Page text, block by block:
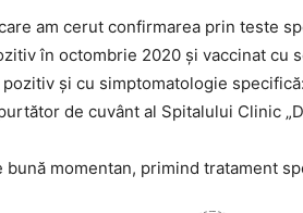
am cerut confirmarea prin teste
în octombrie 2020 și vaccinat cu
și cu simptomatologie
de cuvânt al Spitalului Clinic
bună momentan, primind tratament